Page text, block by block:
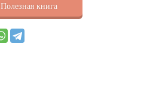
Полезная книга